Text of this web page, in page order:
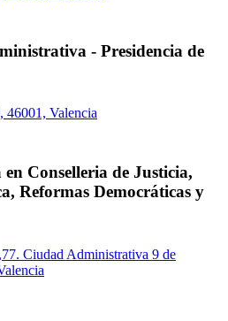
- Presidencia de
46001, Valencia
Conselleria de Justicia,
Reformas Democráticas y
Ciudad Administrativa 9 de